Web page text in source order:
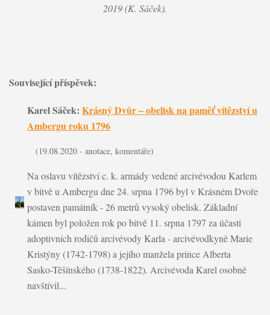
2019 (K. Sáček).
Související příspěvek:
Karel Sáček: Krásný Dvůr – obelisk na paměť vítězství u
Ambergu roku 1796
(19.08.2020 - anotace, komentáře)
Na oslavu vítězství c. k. armády vedené arcivévodou Karlem
v bitvě u Ambergu dne 24. srpna 1796 byl v Krásném Dvoře
postaven památník - 26 metrů vysoký obelisk. Základní
kámen byl položen rok po bitvě 11. srpna 1797 za účasti
adoptivních rodičů arcivévody Karla - arcivévodkyně Marie
Kristýny (1742-1798) a jejího manžela prince Alberta
Sasko-Těšínského (1738-1822). Arcivévoda Karel osobně
navštívil...